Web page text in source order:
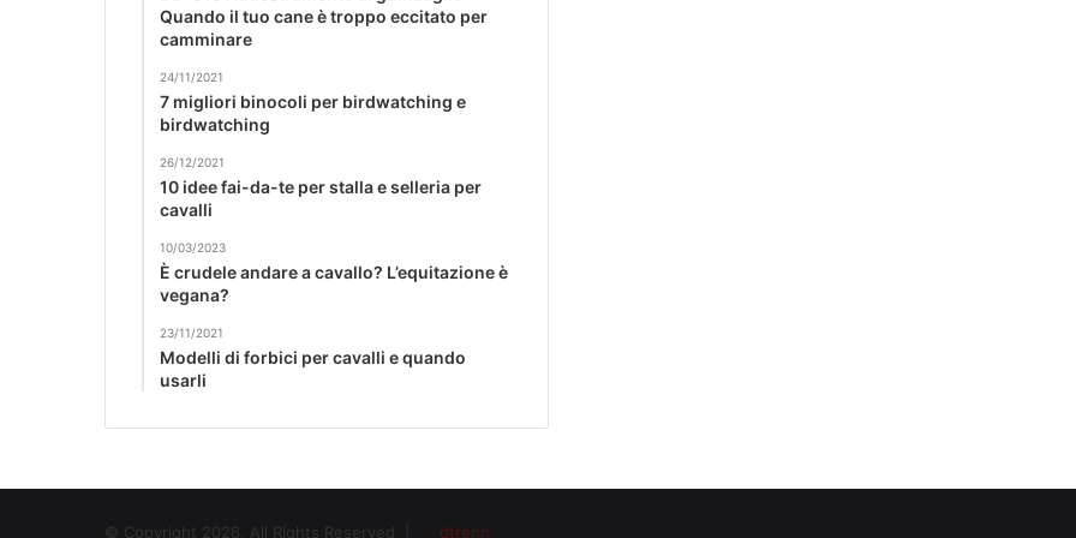
Quando il tuo cane è troppo eccitato per
camminare
24/11/2021
7 migliori binocoli per birdwatching e
birdwatching
26/12/2021
10 idee fai-da-te per stalla e selleria per
cavalli
10/03/2023
È crudele andare a cavallo? L’equitazione è
vegana?
23/11/2021
Modelli di forbici per cavalli e quando
usarli
© Copyright 2026, All Rights Reserved | dtrenn